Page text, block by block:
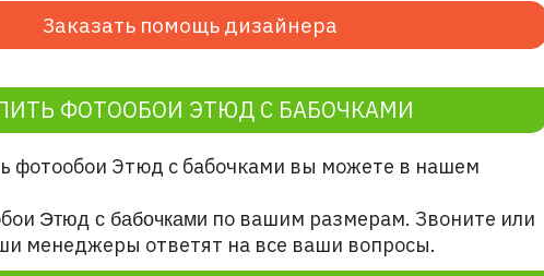
Заказать помощь дизайнера
ФОТООБОИ ЭТЮД С БАБОЧКАМИ
фотообои Этюд с бабочками вы можете в нашем
Этюд с бабочками по вашим размерам. Звоните или
менеджеры ответят на все ваши вопросы.